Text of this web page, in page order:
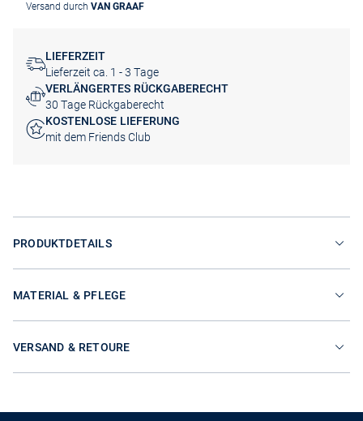
Versand durch VAN GRAAF
LIEFERZEIT
Lieferzeit ca. 1 - 3 Tage
VERLÄNGERTES RÜCKGABERECHT
30 Tage Rückgaberecht
KOSTENLOSE LIEFERUNG
mit dem Friends Club
PRODUKTDETAILS
MATERIAL & PFLEGE
VERSAND & RETOURE